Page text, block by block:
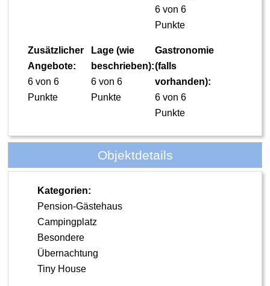
6 von 6
Punkte
Zusätzlicher
Angebote:
6 von 6
Punkte
Lage (wie
beschrieben):
6 von 6
Punkte
Gastronomie
(falls
vorhanden):
6 von 6
Punkte
Objektdetails
Kategorien:
Pension-Gästehaus
Campingplatz
Besondere
Übernachtung
Tiny House